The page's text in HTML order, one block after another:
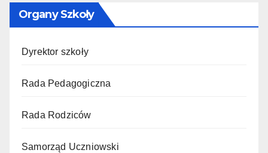
Organy Szkoły
Dyrektor szkoły
Rada Pedagogiczna
Rada Rodziców
Samorząd Uczniowski